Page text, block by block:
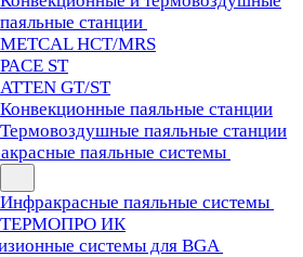
паяльные станции
METCAL HCT/MRS
PACE ST
ATTEN GT/ST
Конвекционные паяльные станции
Термовоздушные паяльные станции
паяльные системы
Инфракрасные паяльные системы
ТЕРМОПРО ИК
системы для BGA